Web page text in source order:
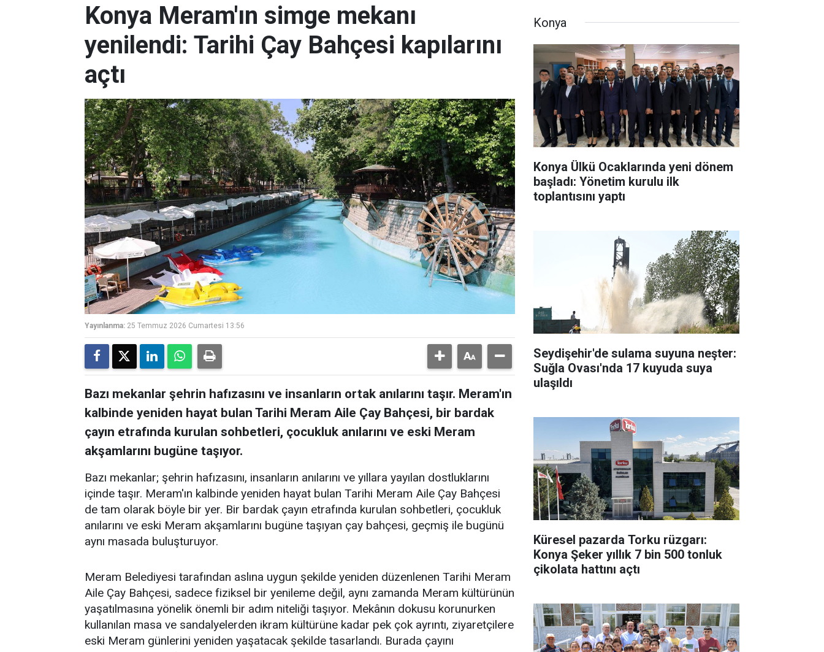
Konya Meram'ın simge mekanı
yenilendi: Tarihi Çay Bahçesi kapılarını
açtı
Yayınlanma: 25 Temmuz 2026 Cumartesi 13:56
Bazı mekanlar şehrin hafızasını ve insanların ortak anılarını taşır. Meram'ın
kalbinde yeniden hayat bulan Tarihi Meram Aile Çay Bahçesi, bir bardak
çayın etrafında kurulan sohbetleri, çocukluk anılarını ve eski Meram
akşamlarını bugüne taşıyor.
Bazı mekanlar; şehrin hafızasını, insanların anılarını ve yıllara yayılan dostluklarını
içinde taşır. Meram'ın kalbinde yeniden hayat bulan Tarihi Meram Aile Çay Bahçesi
de tam olarak böyle bir yer. Bir bardak çayın etrafında kurulan sohbetleri, çocukluk
anılarını ve eski Meram akşamlarını bugüne taşıyan çay bahçesi, geçmiş ile bugünü
aynı masada buluşturuyor.
Meram Belediyesi tarafından aslına uygun şekilde yeniden düzenlenen Tarihi Meram
Aile Çay Bahçesi, sadece fiziksel bir yenileme değil, aynı zamanda Meram kültürünün
yaşatılmasına yönelik önemli bir adım niteliği taşıyor. Mekânın dokusu korunurken
kullanılan masa ve sandalyelerden ikram kültürüne kadar pek çok ayrıntı, ziyaretçilere
eski Meram günlerini yeniden yaşatacak şekilde tasarlandı. Burada çayını
Konya
Konya Ülkü Ocaklarında yeni dönem
başladı: Yönetim kurulu ilk
toplantısını yaptı
Seydişehir'de sulama suyuna neşter:
Suğla Ovası'nda 17 kuyuda suya
ulaşıldı
Küresel pazarda Torku rüzgarı:
Konya Şeker yıllık 7 bin 500 tonluk
çikolata hattını açtı